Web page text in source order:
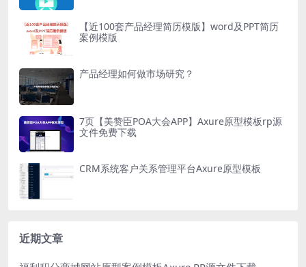
【近100套产品经理简历模版】word及PPT简历
案例模版
产品经理如何做市场研究？
7页【美赞臣POA大会APP】Axure原型模板rp源
文件免费下载
CRM系统客户关系管理平台Axure原型模板
近期文章